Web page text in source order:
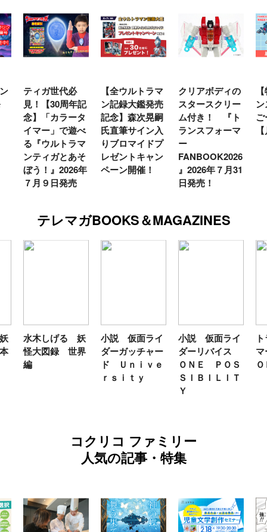
ティガ世代必
見！【30周年記
念】「カラータ
イマー」で遊べ
る『ウルトラマ
ンティガとあそ
ぼう！』2026年
７月９日発売
【全ウルトラマ
ン記録大鑑発売
記念】森次晃嗣
氏直筆サイン入
りブロマイドプ
レゼントキャン
ペーン開催！
クリアボディの
スタースクリー
ム付き！ 『ト
ランスフォーマ
ー
FANBOOK2026
』2026年７月31
日発売！
テレマガBOOKS＆MAGAZINES
水木しげる 妖
怪大図録 世界
編
小説 仮面ライ
ダーガッチャー
ド Ｕｎｉｖｅ
ｒｓｉｔｙ
小説 仮面ライ
ダーリバイス
ＯＮＥ ＰＯＳ
ＳＩＢＩＬＩＴ
Ｙ
コクリコ ファミリー
人気の記事・特集